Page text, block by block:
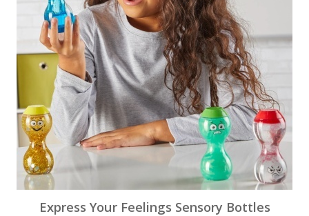
Express Your Feelings Sensory Bottles